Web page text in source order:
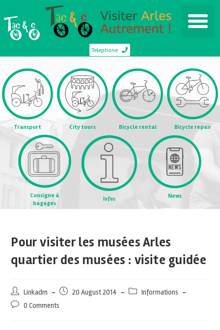
Telephone
Transport City tours Bicycle rental Bicycle repair
Consigne à
bagages
Infos News
Pour visiter les musées Arles
quartier des musées : visite guidée
Linkadm 20 August 2014
Informations
0 Comments